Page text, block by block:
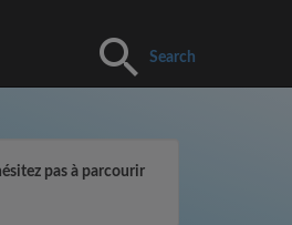
Search
pas à parcourir